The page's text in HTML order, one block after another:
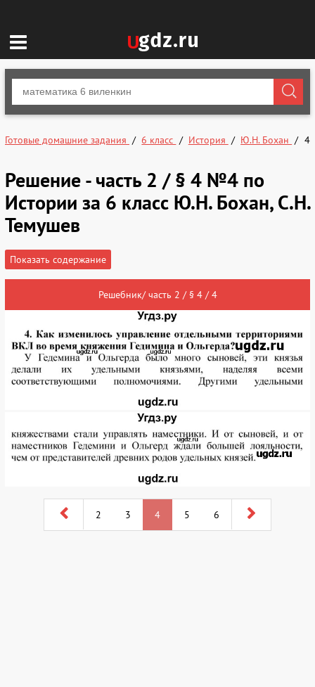
Готовые домашние задания 6 класс История Ю.Н. Бохан 4
Решение - часть 2 / § 4 №4 по
Истории за 6 класс Ю.Н. Бохан, С.Н.
Темушев
Показать содержание
Решебник/ часть 2 / § 4 / 4
2 3 4 5 6